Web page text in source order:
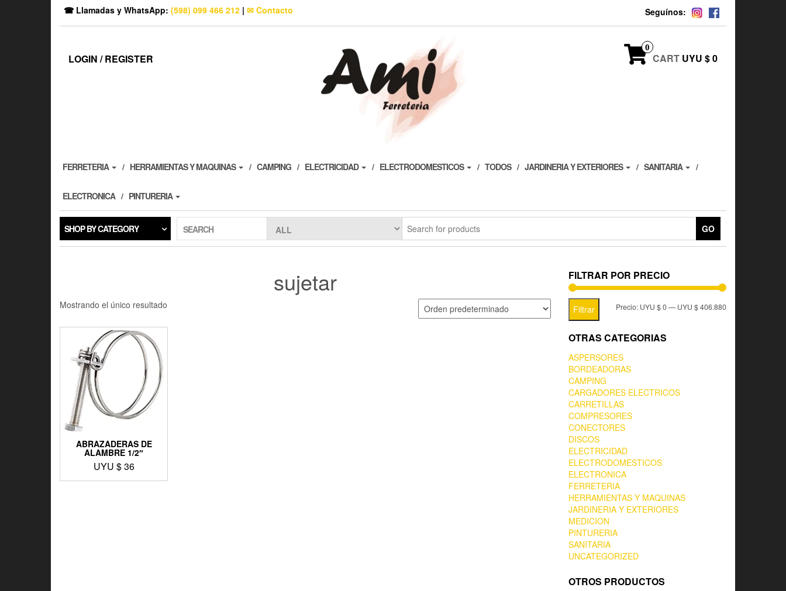
☎ Llamadas y WhatsApp: (598) 099 466 212 | ✉ Contacto Seguínos:
LOGIN / REGISTER
0
CART UYU $ 0
FERRETERIA HERRAMIENTAS Y MAQUINAS CAMPING ELECTRICIDAD ELECTRODOMESTICOS TODOS JARDINERIA Y EXTERIORES SANITARIA
ELECTRONICA PINTURERIA
SHOP BY CATEGORY SEARCH GO
sujetar
Mostrando el único resultado
ABRAZADERAS DE
ALAMBRE 1/2″
UYU $36
FILTRAR POR PRECIO
Filtrar Precio: UYU $ 0—UYU $ 406.880
OTRAS CATEGORIAS
ASPERSORES
BORDEADORAS
CAMPING
CARGADORES ELECTRICOS
CARRETILLAS
COMPRESORES
CONECTORES
DISCOS
ELECTRICIDAD
ELECTRODOMESTICOS
ELECTRONICA
FERRETERIA
HERRAMIENTAS Y MAQUINAS
JARDINERIA Y EXTERIORES
MEDICION
PINTURERIA
SANITARIA
UNCATEGORIZED
OTROS PRODUCTOS